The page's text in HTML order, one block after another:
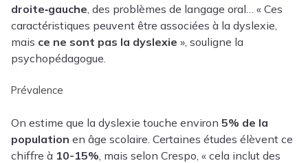
droite‑gauche, des problèmes de langage oral… « Ces
caractéristiques peuvent être associées à la dyslexie,
mais ce ne sont pas la dyslexie », souligne la
psychopédagogue.
Prévalence
On estime que la dyslexie touche environ 5% de la
population en âge scolaire. Certaines études élèvent ce
chiffre à 10-15%, mais selon Crespo, « cela inclut des